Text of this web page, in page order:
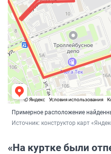
Примерное расположение
Источник: конструктор карт
«На куртке были